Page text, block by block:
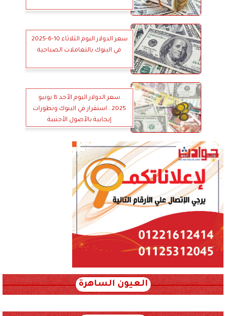
سعر الدولار اليوم الثلاثاء 10-6-2025
في البنوك بالتعاملات الصباحية
سعر الدولار اليوم الأحد 8 يونيو
2025.. استقرار في البنوك وتطورات
إيجابية بالأصول الأجنبية
العيون الساهرة